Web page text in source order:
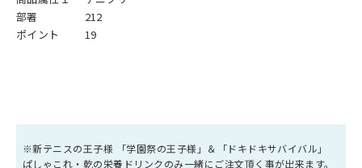
部署
212
ポイント
19
※新テニスの王子様 「学園祭の王子様」＆「ドキドキサバイバル」
ぱしゃこれ・乾の栄養ドリンクのみ一緒にご注文頂く事が出来ます。